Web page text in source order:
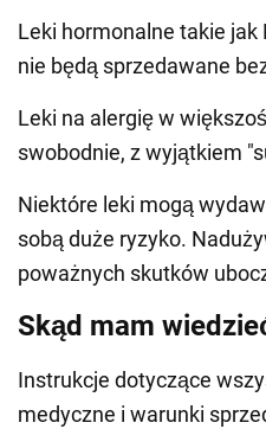
Leki hormonalne takie
nie będą sprzedawane
Leki na alergię w
swobodnie, z wyjątkiem
Niektóre leki mogą
sobą duże ryzyko.
poważnych skutków
Skąd mam
Instrukcje dotyczące
medyczne i warunki